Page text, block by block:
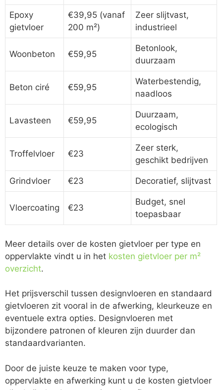
Epoxy
gietvloer
€39,95 (vanaf
200 m²)
Zeer slijtvast,
industrieel
Woonbeton €59,95
Betonlook,
duurzaam
Beton ciré €59,95
Waterbestendig,
naadloos
Lavasteen €59,95
Duurzaam,
ecologisch
Troffelvloer €23
Zeer sterk,
geschikt bedrijven
Grindvloer €23 Decoratief, slijtvast
Vloercoating €23
Budget, snel
toepasbaar
Meer details over de kosten gietvloer per type en
oppervlakte vindt u in het kosten gietvloer per m²
overzicht.
Het prijsverschil tussen designvloeren en standaard
gietvloeren zit vooral in de afwerking, kleurkeuze en
eventuele extra opties. Designvloeren met
bijzondere patronen of kleuren zijn duurder dan
standaardvarianten.
Door de juiste keuze te maken voor type,
oppervlakte en afwerking kunt u de kosten gietvloer